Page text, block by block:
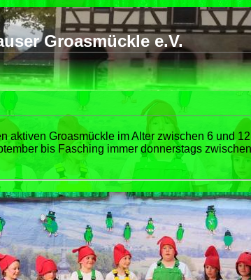
Groasmückle e.V.
aktiven Groasmückle im Alter zwischen 6 und
bis Fasching immer donnerstags